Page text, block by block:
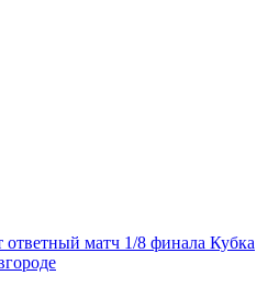
ответный матч 1/8 финала Кубка